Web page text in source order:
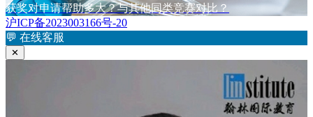
导
航
章：
篇
文
章：
获奖对申请帮助多大？与其他同类竞赛对比？
沪ICP备2023003166号-20
💬 在线客服
✕